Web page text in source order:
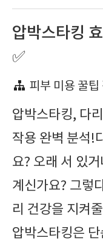
압박스타킹
✅
피부 미용 꿀팁
압박스타킹, 다
작용 완벽 분석!
요? 오래 서 있
계신가요? 그렇
리 건강을 지켜
압박스타킹은